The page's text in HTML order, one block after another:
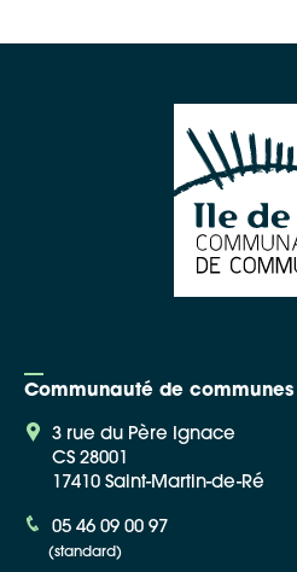
Communauté de
3 rue du Père Ignace
CS 28001
17410 Saint-Martin-de-Ré
05 46 09 00 97
(standard)